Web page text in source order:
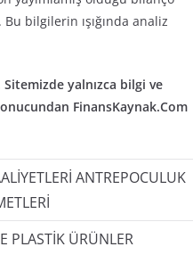
bilgilerin ışığında analiz
yalnızca bilgi ve
FinansKaynak.Com
ANTREPOCULUK
PLASTİK ÜRÜNLER